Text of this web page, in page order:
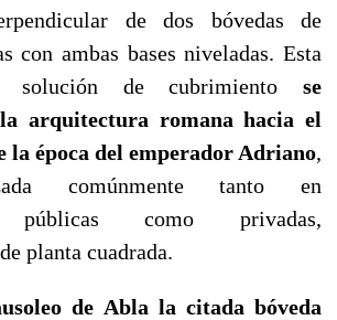
de dos bóvedas de
con ambas bases niveladas. Esta
solución de cubrimiento se
arquitectura romana hacia el
época del emperador Adriano,
comúnmente tanto en
públicas como privadas,
planta cuadrada.
de Abla la citada bóveda